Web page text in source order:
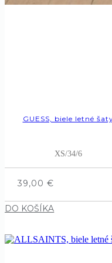
GUESS, biele letné
XS/34/6
39,00 €
DO KOŠÍKA